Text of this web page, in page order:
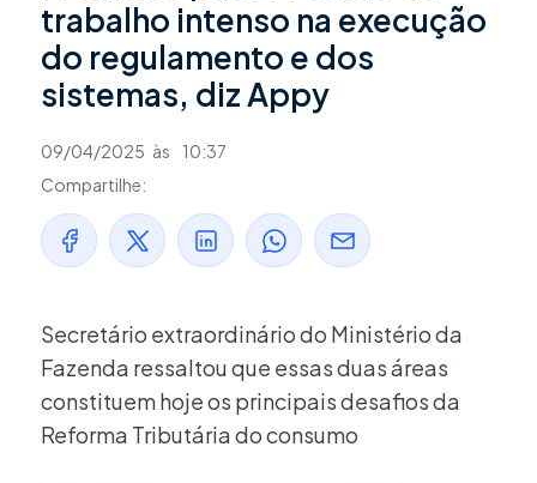
trabalho intenso na execução
do regulamento e dos
sistemas, diz Appy
09/04/2025 às
10:37
Compartilhe:
Secretário extraordinário do Ministério da
Fazenda ressaltou que essas duas áreas
constituem hoje os principais desafios da
Reforma Tributária do consumo